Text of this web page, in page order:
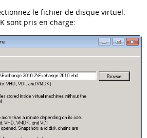
le fichier de disque virtuel.
sont pris en charge: